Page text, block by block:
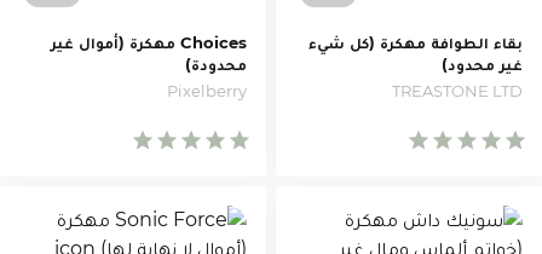
بقاء الطوافة مهكرة (كل شيء
غير محدود)
TREASTONE LTD
Choices مهكرة (أموال غير
محدودة)
Pixelberry